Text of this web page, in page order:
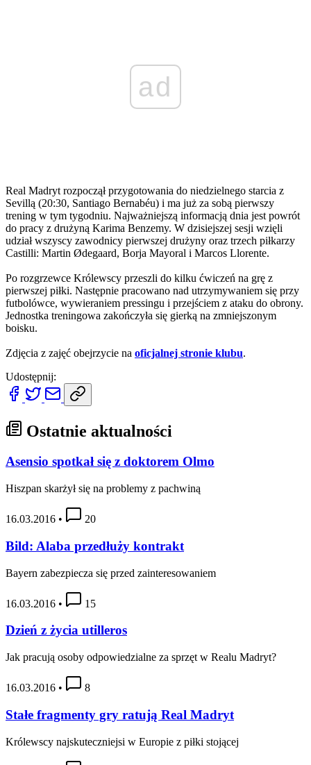
ad
Real Madryt rozpoczął przygotowania do niedzielnego starcia z
Sevillą (20:30, Santiago Bernabéu) i ma już za sobą pierwszy
trening w tym tygodniu. Najważniejszą informacją dnia jest powrót
do pracy z drużyną Karima Benzemy. W dzisiejszej sesji wzięli
udział wszyscy zawodnicy pierwszej drużyny oraz trzech piłkarzy
Castilli: Martin Ødegaard, Borja Mayoral i Marcos Llorente.
Po rozgrzewce Królewscy przeszli do kilku ćwiczeń na grę z
pierwszej piłki. Następnie pracowano nad utrzymywaniem się przy
futbolówce, wywieraniem pressingu i przejściem z ataku do obrony.
Jednostka treningowa zakończyła się gierką na zmniejszonym
boisku.
Zdjęcia z zajęć obejrzycie na oficjalnej stronie klubu.
Udostępnij:
Ostatnie aktualności
Asensio spotkał się z doktorem Olmo
Hiszpan skarżył się na problemy z pachwiną
16.03.2016 • 20
Bild: Alaba przedłuży kontrakt
Bayern zabezpiecza się przed zainteresowaniem
16.03.2016 • 15
Dzień z życia utilleros
Jak pracują osoby odpowiedzialne za sprzęt w Realu Madryt?
16.03.2016 • 8
Stałe fragmenty gry ratują Real Madryt
Królewscy najskuteczniejsi w Europie z piłki stojącej